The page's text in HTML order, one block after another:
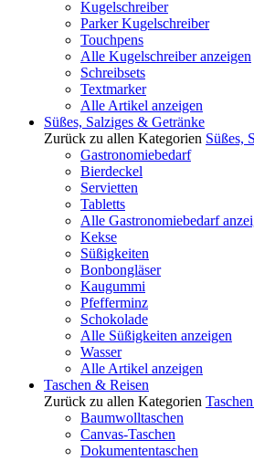
Kugelschreiber
Parker Kugelschreiber
Touchpens
Alle Kugelschreiber anzeigen
Schreibsets
Textmarker
Alle Artikel anzeigen
Süßes, Salziges & Getränke
Zurück zu allen Kategorien Süßes,
Gastronomiebedarf
Bierdeckel
Servietten
Tabletts
Alle Gastronomiebedarf
Kekse
Süßigkeiten
Bonbongläser
Kaugummi
Pfefferminz
Schokolade
Alle Süßigkeiten anzeigen
Wasser
Alle Artikel anzeigen
Taschen & Reisen
Zurück zu allen Kategorien
Baumwolltaschen
Canvas-Taschen
Dokumententaschen